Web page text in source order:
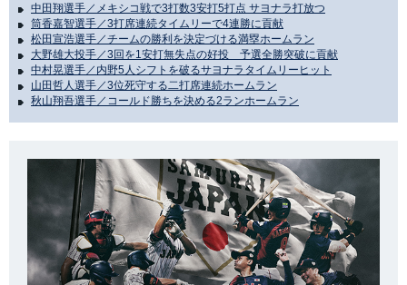
中田翔選手／メキシコ戦で3打数3安打5打点 サヨナラ打放つ
筒香嘉智選手／3打席連続タイムリーで4連勝に貢献
松田宣浩選手／チームの勝利を決定づける満塁ホームラン
大野雄大投手／3回を1安打無失点の好投 予選全勝突破に貢献
中村晃選手／内野5人シフトを破るサヨナラタイムリーヒット
山田哲人選手／3位死守する二打席連続ホームラン
秋山翔吾選手／コールド勝ちを決める2ランホームラン